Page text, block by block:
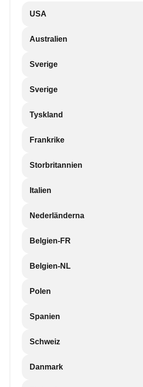
USA
Australien
Sverige
Sverige
Tyskland
Frankrike
Storbritannien
Italien
Nederländerna
Belgien-FR
Belgien-NL
Polen
Spanien
Schweiz
Danmark